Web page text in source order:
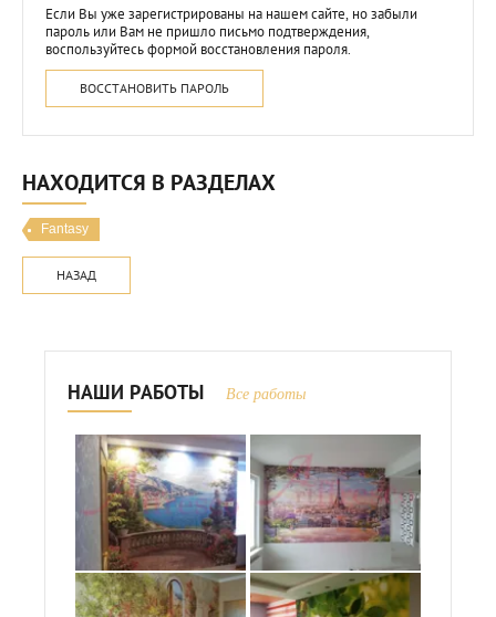
Если Вы уже зарегистрированы на нашем сайте, но забыли
пароль или Вам не пришло письмо подтверждения,
воспользуйтесь формой восстановления пароля.
ВОССТАНОВИТЬ ПАРОЛЬ
НАХОДИТСЯ В РАЗДЕЛАХ
Fantasy
НАЗАД
НАШИ РАБОТЫ Все работы